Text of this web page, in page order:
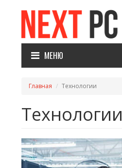
МЕНЮ
Главная Технологии
Технологии